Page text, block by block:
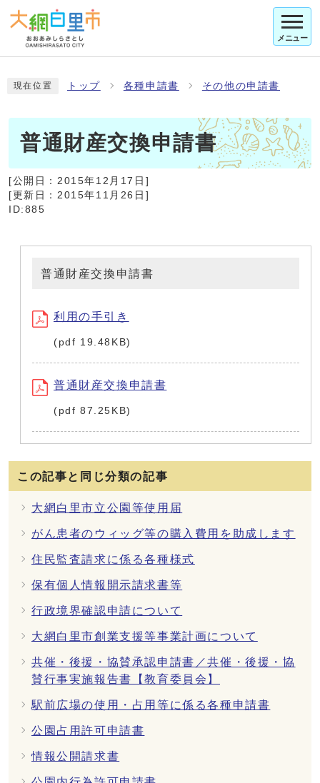
メニュー
現在位置 トップ 各種申請書 その他の申請書
普通財産交換申請書
[公開日： 2015年12月17日 ]
[更新日： 2015年11月26日 ]
ID:885
普通財産交換申請書
利用の手引き
(pdf 19.48KB)
普通財産交換申請書
(pdf 87.25KB)
この記事と同じ分類の記事
大網白里市立公園等使用届
がん患者のウィッグ等の購入費用を助成します
住民監査請求に係る各種様式
保有個人情報開示請求書等
行政境界確認申請について
大網白里市創業支援等事業計画について
共催・後援・協賛承認申請書／共催・後援・協
賛行事実施報告書【教育委員会】
駅前広場の使用・占用等に係る各種申請書
公園占用許可申請書
情報公開請求書